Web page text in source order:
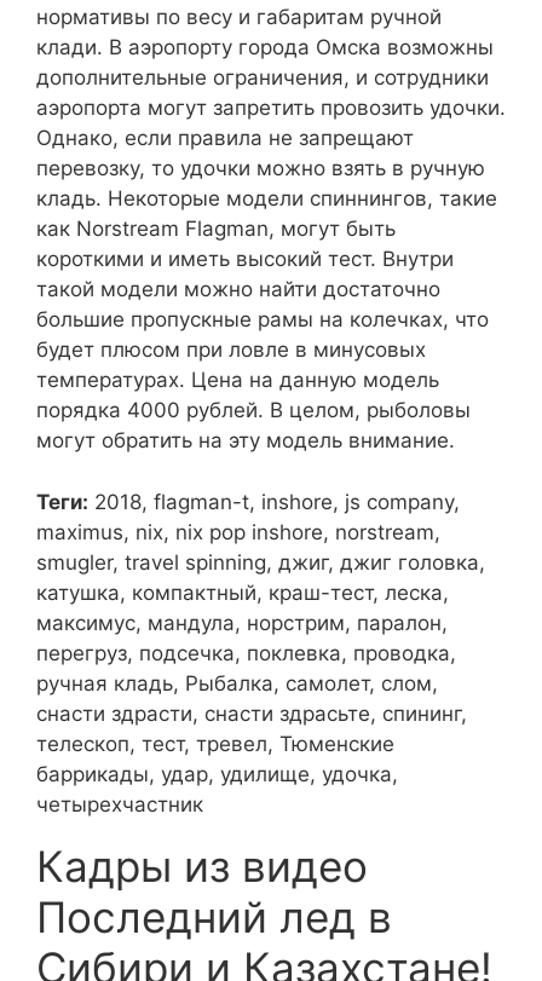
нормативы по весу и габаритам ручной
клади. В аэропорту города Омска возможны
дополнительные ограничения, и сотрудники
аэропорта могут запретить провозить удочки.
Однако, если правила не запрещают
перевозку, то удочки можно взять в ручную
кладь. Некоторые модели спиннингов, такие
как Norstream Flagman, могут быть
короткими и иметь высокий тест. Внутри
такой модели можно найти достаточно
большие пропускные рамы на колечках, что
будет плюсом при ловле в минусовых
температурах. Цена на данную модель
порядка 4000 рублей. В целом, рыболовы
могут обратить на эту модель внимание.
Теги: 2018, flagman-t, inshore, js company,
maximus, nix, nix pop inshore, norstream,
smugler, travel spinning, джиг, джиг головка,
катушка, компактный, краш-тест, леска,
максимус, мандула, норстрим, паралон,
перегруз, подсечка, поклевка, проводка,
ручная кладь, Рыбалка, самолет, слом,
снасти здрасти, снасти здрасьте, спининг,
телескоп, тест, тревел, Тюменские
баррикады, удар, удилище, удочка,
четырехчастник
Кадры из видео
Последний лед в
Сибири и Казахстане!